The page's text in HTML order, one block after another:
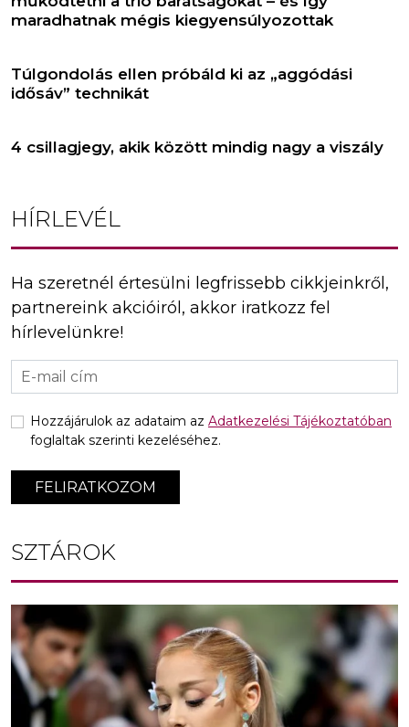
maradhatnak mégis kiegyensúlyozottak
Túlgondolás ellen próbáld ki az „aggódási
idősáv” technikát
4 csillagjegy, akik között mindig nagy a viszály
HÍRLEVÉL
Ha szeretnél értesülni legfrissebb cikkjeinkről,
partnereink akcióiról, akkor iratkozz fel
hírlevelünkre!
FELIRATKOZOM
Hozzájárulok az adataim az Adatkezelési Tájékoztatóban
foglaltak szerinti kezeléséhez.
SZTÁROK